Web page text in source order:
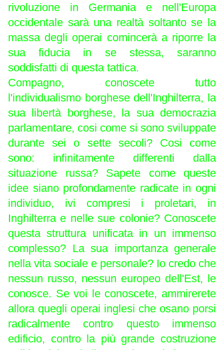
rivoluzione in Germania e nell'Europa
occidentale sarà una realtà soltanto se la
massa degli operai comincerà a riporre la
sua fiducia in se stessa, saranno
soddisfatti di questa tattica.
Compagno, conoscete tutto
l'individualismo borghese dell'Inghilterra, la
sua libertà borghese, la sua democrazia
parlamentare, cosi come si sono sviluppate
durante sei o sette secoli? Cosi come
sono: infinitamente differenti dalla
situazione russa? Sapete come queste
idee siano profondamente radicate in ogni
individuo, ivi compresi i proletari, in
Inghilterra e nelle sue colonie? Conoscete
questa struttura unificata in un immenso
complesso? La sua importanza generale
nella vita sociale e personale? Io credo che
nessun russo, nessun europeo dell'Est, le
conosce. Se voi le conoscete, ammirerete
allora quegli operai inglesi che osano porsi
radicalmente contro questo immenso
edificio, contro la più grande costruzione